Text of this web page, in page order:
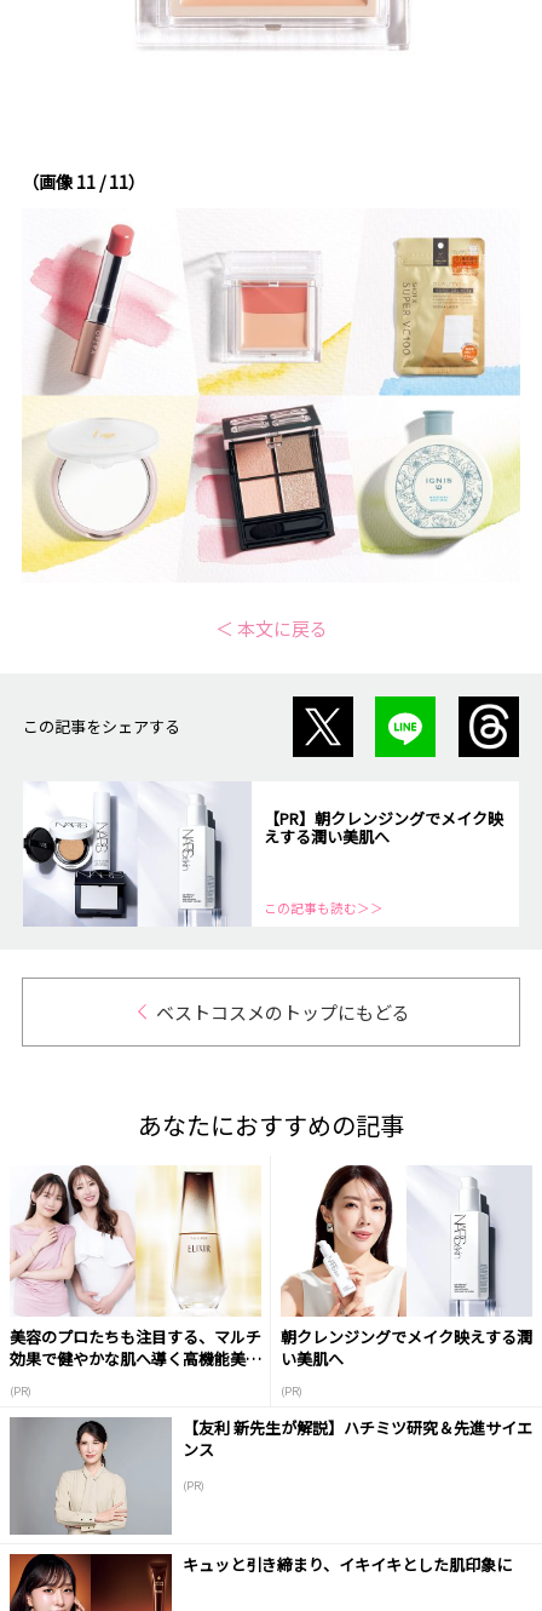
（画像 11 / 11）
＜ 本文に戻る
この記事をシェアする
【PR】朝クレンジングでメイク映
えする潤い美肌へ
この記事も読む＞＞
ベストコスメのトップにもどる
あなたにおすすめの記事
美容のプロたちも注目する、マルチ
効果で健やかな肌へ導く高機能美容
(PR)
朝クレンジングでメイク映えする潤
い美肌へ
(PR)
【友利 新先生が解説】ハチミツ研究＆先進サイエ
ンス
(PR)
キュッと引き締まり、イキイキとした肌印象に